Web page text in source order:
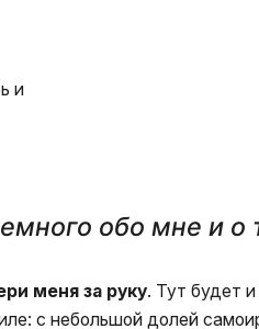
и
обо мне и о
меня за руку. Тут будет
с небольшой долей